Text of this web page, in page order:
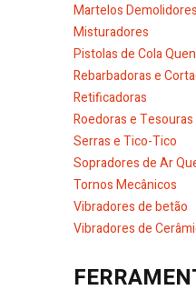
Martelos
Misturadores
Pistolas de Cola
Rebarbadoras e
Retificadoras
Roedoras e Tesouras
Serras e Tico-Tico
Sopradores de Ar
Tornos Mecânicos
Vibradores de betão
Vibradores de